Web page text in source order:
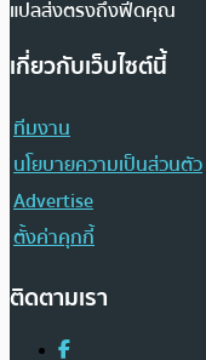
แปลส่งตรงถึงฟีดคุณ
เกี่ยวกับเว็บไซต์นี้
ทีมงาน
นโยบายความเป็นส่วนตัว
Advertise
ตั้งค่าคุกกี้
ติดตามเรา